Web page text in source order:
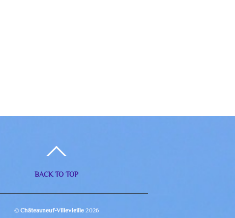
BACK TO TOP
©Châteauneuf-Villevieille 2026